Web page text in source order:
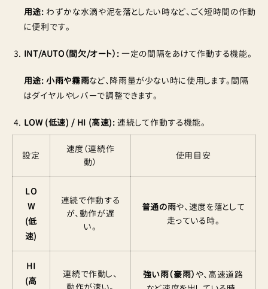
用途: わずかな水滴や泥を落としたい時など、ごく短時間の作動
に便利です。
INT/AUTO（間欠/オート）: 一定の間隔をあけて作動する機能。
用途: 小雨や霧雨など、降雨量が少ない時に使用します。間隔
はダイヤルやレバーで調整できます。
LOW (低速) / HI (高速): 連続して作動する機能。
設定
速度（連続作
動）
使用目安
LO
W
(低
速)
連続で作動する
が、動作が遅
い。
普通の雨や、速度を落として
走っている時。
HI
(高
連続で作動し、
動作が速い。
強い雨（豪雨） や、高速道路